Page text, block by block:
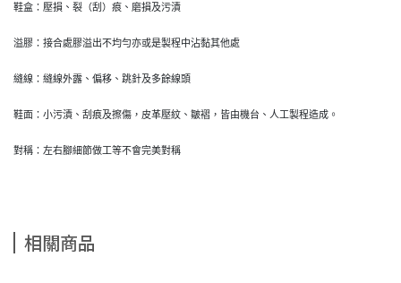
鞋盒：壓損、裂（刮）痕、磨損及污漬
溢膠：接合處膠溢出不均勻亦或是製程中沾黏其他處
縫線：縫線外露、偏移、跳針及多餘線頭
鞋面：小污漬、刮痕及擦傷，皮革壓紋、皺褶，皆由機台、人工製程造成。
對稱：左右腳細節做工等不會完美對稱
相關商品